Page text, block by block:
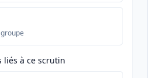
liés à ce scrutin